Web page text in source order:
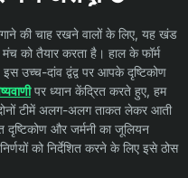
की चाह रखने वालों के लिए, यह खंड
को तैयार करता है। हाल के फॉर्म
उच्च-दांव द्वंद्व पर आपके दृष्टिकोण
पर ध्यान केंद्रित करते हुए, हम
टीमें अलग-अलग ताकत लेकर आती
दृष्टिकोण और जर्मनी का जूलियन
को निर्देशित करने के लिए इसे ठोस